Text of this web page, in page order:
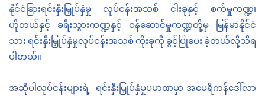
နိုင်ငံခြားရင်းနှီးမြှုပ်နှံမှု
လုပ်ငန်းအသစ် ငါးခုနှင့်
စက်မှုကဏ္ဍ၊
ဟိုတယ်နှင့်
ခရီးသွားကဏ္ဍနှင့် ဝန်ဆောင်မှုကဏ္ဍတို့မှ
မြန်မာနိုင်ငံ
သားရင်းနှီးမြှုပ်နှံမှုလုပ်ငန်းအသစ် ကိုးခုကို ခွင့်ပြုပေး ခဲ့တယ်လို့သိရ
ပါတယ်။
အဆိုပါလုပ်ငန်းများရဲ့ ရင်းနှီးမြှုပ်နှံမှုပမာဏမှာ အမေရိကန်ဒေါ်လာ